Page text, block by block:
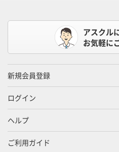
アスクル
お気軽に
新規会員登録
ログイン
ヘルプ
ご利用ガイド